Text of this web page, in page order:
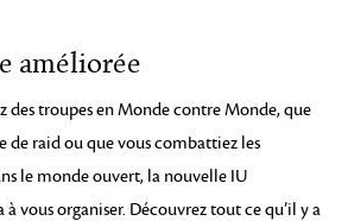
améliorée
des troupes en Monde contre Monde, que
de raid ou que vous combattiez les
le monde ouvert, la nouvelle IU
à vous organiser. Découvrez tout ce qu’il y a